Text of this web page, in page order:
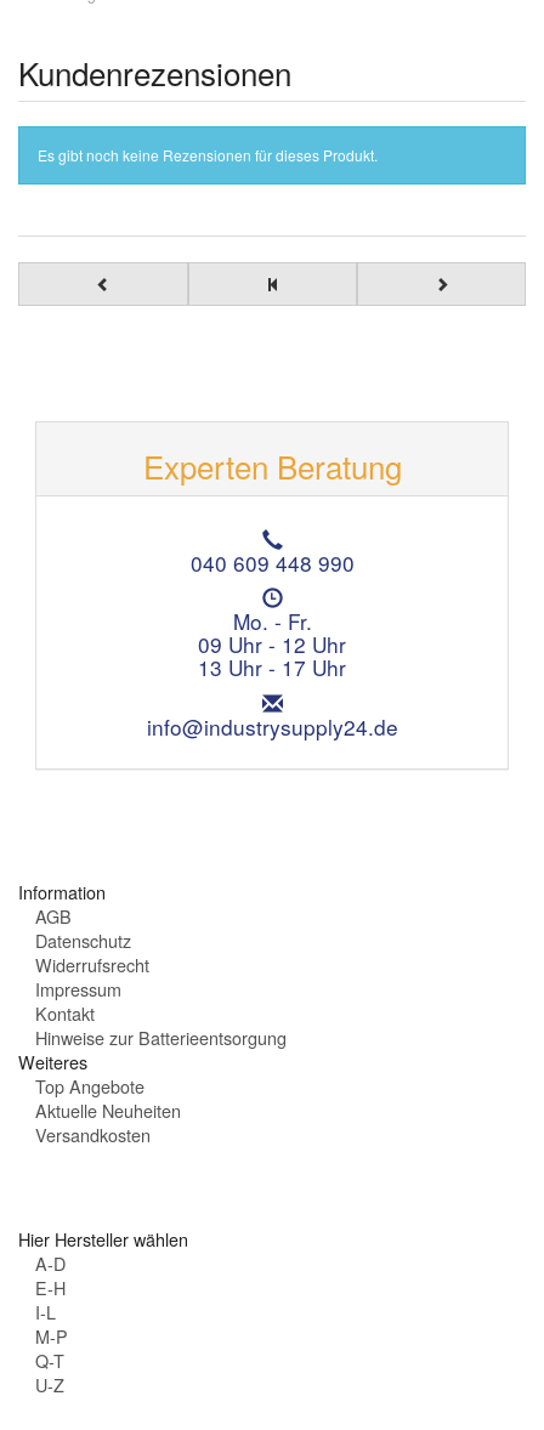
Kundenrezensionen
Es gibt noch keine Rezensionen für dieses Produkt.
Experten Beratung
T
e
e
o
n
:
040 609 448 990
Ö
f
n
u
n
g
Mo. - Fr.
09 Uhr - 12 Uhr
13 Uhr - 17 Uhr
E
m
i
info@industrysupply24.de
Information
AGB
Datenschutz
Widerrufsrecht
Impressum
Kontakt
Hinweise zur Batterieentsorgung
Weiteres
Top Angebote
Aktuelle Neuheiten
Versandkosten
Hier Hersteller wählen
A-D
E-H
I-L
M-P
Q-T
U-Z